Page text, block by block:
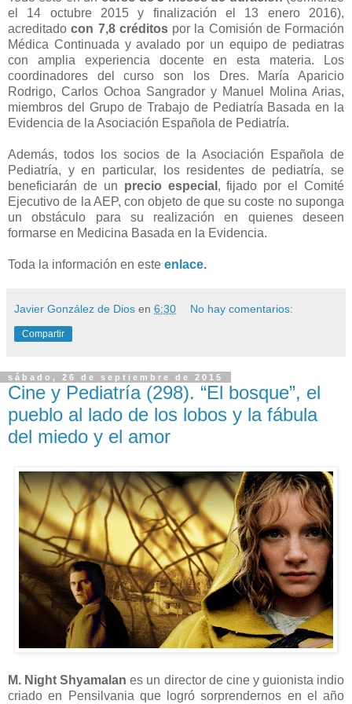
el 14 octubre 2015 y finalización el 13 enero 2016),
acreditadocon 7,8 créditospor la Comisión de Formación
Médica Continuada y avalado por un equipo de pediatras
con amplia experiencia docente en esta materia. Los
coordinadores del curso son los Dres. María Aparicio
Rodrigo, Carlos Ochoa Sangrador y Manuel Molina Arias,
miembros del Grupo de Trabajo de Pediatría Basada en la
Evidencia de la Asociación Española de Pediatría.
Además, todos los socios de la Asociación Española de
Pediatría, y en particular, los residentes de pediatría, se
beneficiarán de un precio especial , fijado por el Comité
Ejecutivo de la AEP, con objeto de que su coste no suponga
un obstáculo para su realización en quienes deseen
formarse en Medicina Basada en la Evidencia.
Toda la información en este enlace.
Javier González de Dios en 6:30 No hay comentarios:
Compartir
sábado, 26 de septiembre de 2015
Cine y Pediatría (298). “El bosque”, el
pueblo al lado de los lobos y la fábula
del miedo y el amor
M. Night Shyamalan es un director de cine y guionista indio
criado en Pensilvania que logró sorprendernos en el año